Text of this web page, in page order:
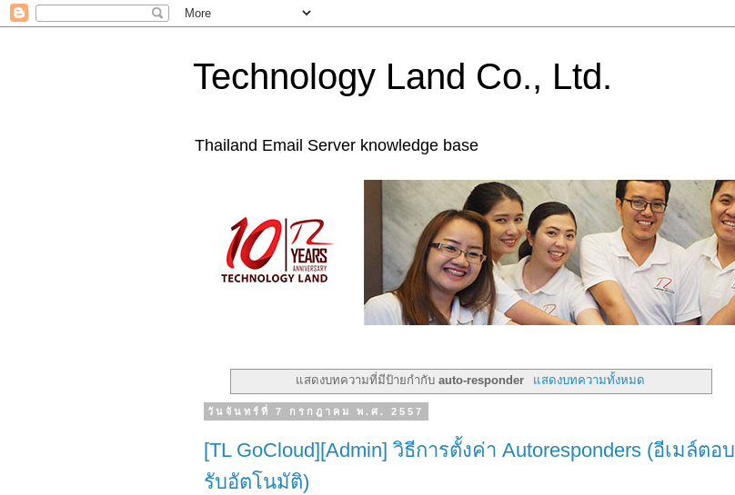
Technology Land Co., Ltd.
Thailand Email Server knowledge base
แสดงบทความที่มีป้ายกำกับauto-responder แสดงบทความทั้งหมด
วันจันทร์ที่ 7 กรกฎาคม พ.ศ. 2557
[TL GoCloud][Admin] วิธีการตั้งค่า Autoresponders (อีเมล์ตอบ
รับอัตโนมัติ)